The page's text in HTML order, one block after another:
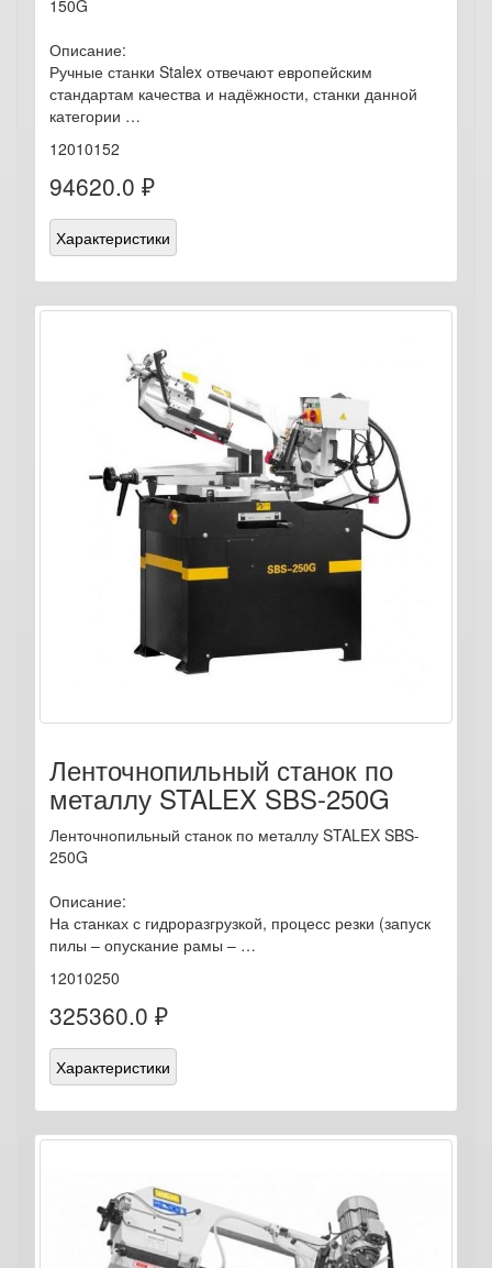
150G
Описание:
Ручные станки Stalex отвечают европейским
стандартам качества и надёжности, станки данной
категории …
12010152
94620.0 ₽
Характеристики
Ленточнопильный станок по
металлу STALEX SBS-250G
Ленточнопильный станок по металлу STALEX SBS-
250G
Описание:
На станках с гидроразгрузкой, процесс резки (запуск
пилы – опускание рамы – …
12010250
325360.0 ₽
Характеристики